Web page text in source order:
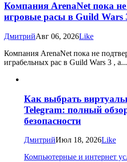
Компания ArenaNet пока
игровые расы в Guild Wars
ДмитрийАвг 06, 2026Like
Компания ArenaNet пока не
играбельных рас в Guild Wars 3 , а...
Как выбрать
Telegram: полный
безопасности
ДмитрийИюл 18, 2026Like
Компьютерные и интернет